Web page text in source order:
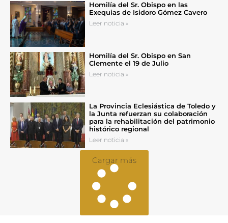
Homilía del Sr. Obispo en las
Exequias de Isidoro Gómez Cavero
Leer noticia »
Homilía del Sr. Obispo en San
Clemente el 19 de Julio
Leer noticia »
La Provincia Eclesiástica de Toledo y
la Junta refuerzan su colaboración
para la rehabilitación del patrimonio
histórico regional
Leer noticia »
Cargar más